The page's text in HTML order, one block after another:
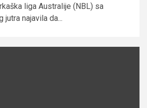
liga Australije (NBL) sa
najavila da...